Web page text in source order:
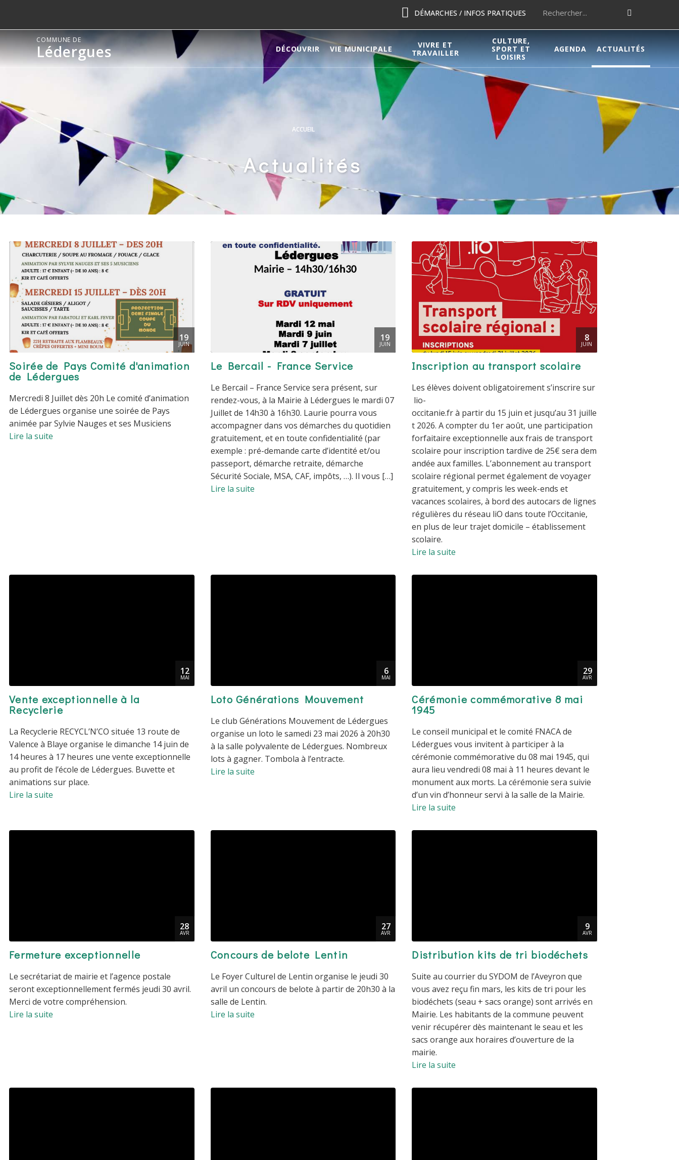
DÉMARCHES / INFOS PRATIQUES
COMMUNE DE
Lédergues DÉCOUVRIR VIE MUNICIPALE
VIVRE ET
TRAVAILLER
CULTURE,
SPORT ET
LOISIRS
AGENDA ACTUALITÉS
ACCUEIL
Actualités
19
JUIN
Soirée de Pays Comité d'animation
de Lédergues
Mercredi 8 Juillet dès 20h Le comité d’animation
de Lédergues organise une soirée de Pays
animée par Sylvie Nauges et ses Musiciens
Lire la suite
19
JUIN
Le Bercail - France Service
Le Bercail – France Service sera présent, sur
rendez-vous, à la Mairie à Lédergues le mardi 07
Juillet de 14h30 à 16h30. Laurie pourra vous
accompagner dans vos démarches du quotidien
gratuitement, et en toute confidentialité (par
exemple : pré-demande carte d’identité et/ou
passeport, démarche retraite, démarche
Sécurité Sociale, MSA, CAF, impôts, …). Il vous […]
Lire la suite
8
JUIN
Inscription au transport scolaire
Les élèves doivent obligatoirement s’inscrire sur
lio-
occitanie.fr à partir du 15 juin et jusqu’au 31 juille
t 2026. A compter du 1er août, une participation
forfaitaire exceptionnelle aux frais de transport
scolaire pour inscription tardive de 25€ sera dem
andée aux familles. L’abonnement au transport
scolaire régional permet également de voyager
gratuitement, y compris les week-ends et
vacances scolaires, à bord des autocars de lignes
régulières du réseau liO dans toute l’Occitanie,
en plus de leur trajet domicile – établissement
scolaire.
Lire la suite
12
MAI
Vente exceptionnelle à la
Recyclerie
La Recyclerie RECYCL’N’CO située 13 route de
Valence à Blaye organise le dimanche 14 juin de
14 heures à 17 heures une vente exceptionnelle
au profit de l’école de Lédergues. Buvette et
animations sur place.
Lire la suite
6
MAI
Loto Générations Mouvement
Le club Générations Mouvement de Lédergues
organise un loto le samedi 23 mai 2026 à 20h30
à la salle polyvalente de Lédergues. Nombreux
lots à gagner. Tombola à l’entracte.
Lire la suite
29
AVR
Cérémonie commémorative 8 mai
1945
Le conseil municipal et le comité FNACA de
Lédergues vous invitent à participer à la
cérémonie commémorative du 08 mai 1945, qui
aura lieu vendredi 08 mai à 11 heures devant le
monument aux morts. La cérémonie sera suivie
d’un vin d’honneur servi à la salle de la Mairie.
Lire la suite
28
AVR
Fermeture exceptionnelle
Le secrétariat de mairie et l’agence postale
seront exceptionnellement fermés jeudi 30 avril.
Merci de votre compréhension.
Lire la suite
27
AVR
Concours de belote Lentin
Le Foyer Culturel de Lentin organise le jeudi 30
avril un concours de belote à partir de 20h30 à la
salle de Lentin.
Lire la suite
9
AVR
Distribution kits de tri biodéchets
Suite au courrier du SYDOM de l’Aveyron que
vous avez reçu fin mars, les kits de tri pour les
biodéchets (seau + sacs orange) sont arrivés en
Mairie. Les habitants de la commune peuvent
venir récupérer dès maintenant le seau et les
sacs orange aux horaires d’ouverture de la
mairie.
Lire la suite